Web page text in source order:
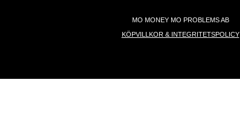
MO MONEY MO PROBLEMS AB
KÖPVILLKOR & INTEGRITETSPOLICY